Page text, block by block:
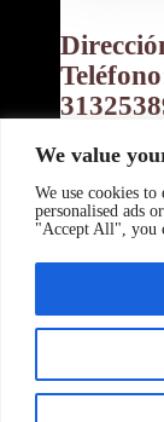
We value
We use cookies to
personalised ads
"Accept All", you